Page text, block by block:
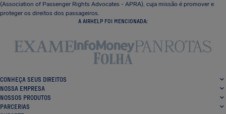
(Association of Passenger Rights Advocates - APRA), cuja missão é promover e
proteger os direitos dos passageiros.
A AIRHELP FOI MENCIONADA:
CONHEÇA SEUS DIREITOS
NOSSA EMPRESA
NOSSOS PRODUTOS
PARCERIAS